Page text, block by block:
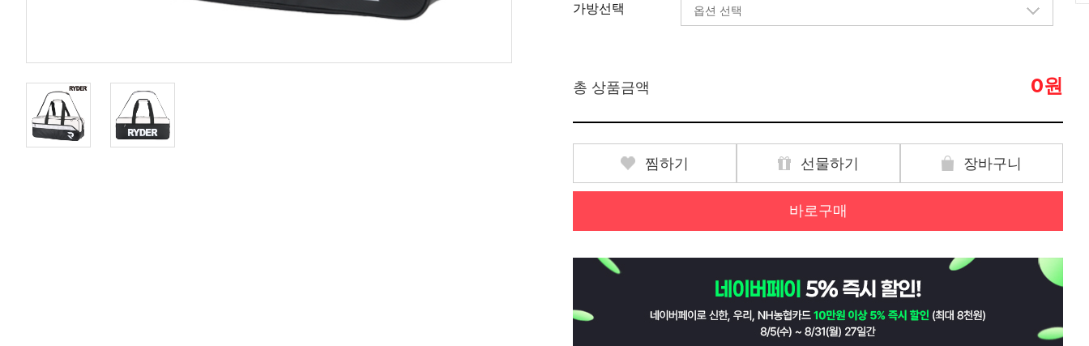
가방선택
총 상품금액 0원
찜하기 선물하기 장바구니
바로구매